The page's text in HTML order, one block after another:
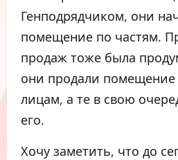
Генподрядчиком, они
помещение по частям.
продаж тоже была
они продали помещение
лицам, а те в свою
его.
Хочу заметить, что до